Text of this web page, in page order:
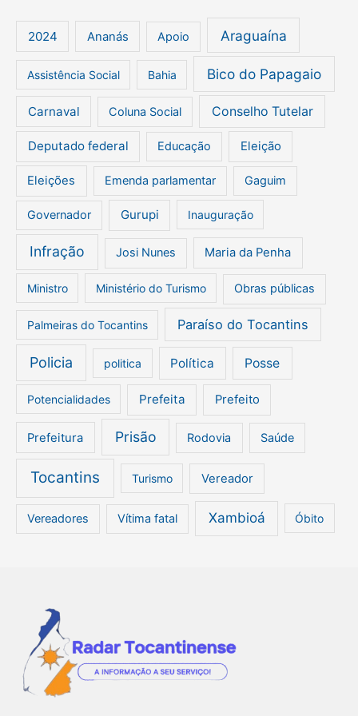
2024 Ananás Apoio Araguaína
Assistência Social Bahia Bico do Papagaio
Carnaval Coluna Social Conselho Tutelar
Deputado federal Educação Eleição
Eleições Emenda parlamentar Gaguim
Governador Gurupi Inauguração
Infração Josi Nunes Maria da Penha
Ministro Ministério do Turismo Obras públicas
Palmeiras do Tocantins Paraíso do Tocantins
Policia politica Política Posse
Potencialidades Prefeita Prefeito
Prefeitura Prisão Rodovia Saúde
Tocantins Turismo Vereador
Vereadores Vítima fatal Xambioá Óbito